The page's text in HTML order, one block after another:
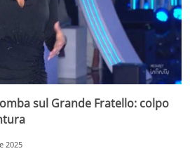
sul Grande Fratello: colpo
2025